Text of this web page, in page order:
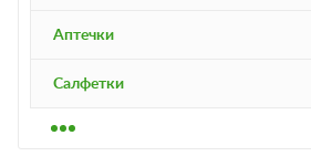
Аптечки
Салфетки